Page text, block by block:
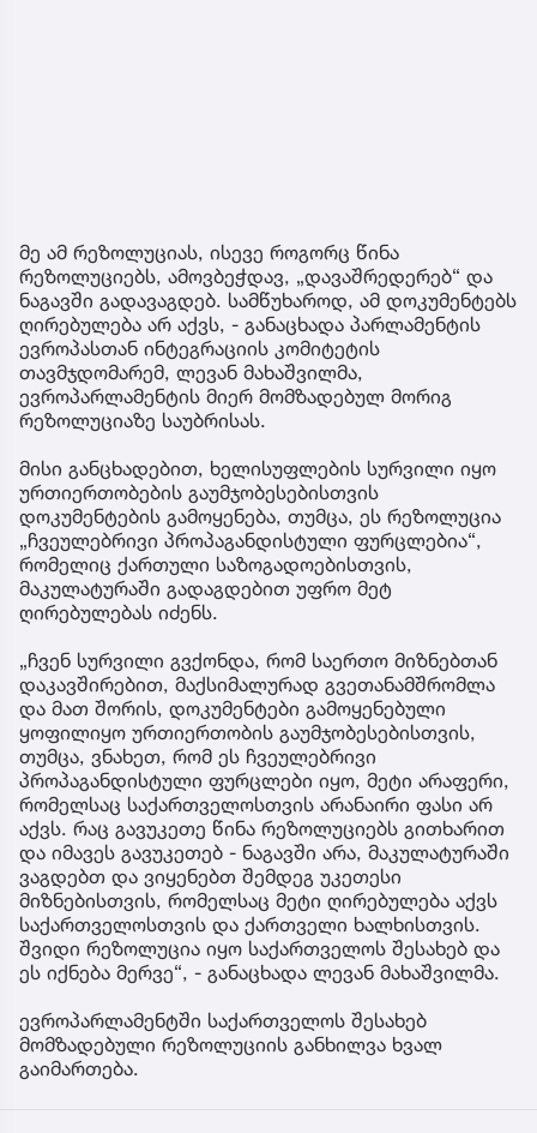
მე ამ რეზოლუციას, ისევე როგორც წინა
რეზოლუციებს, ამოვბეჭდავ, „დავაშრედერებ“ და
ნაგავში გადავაგდებ. სამწუხაროდ, ამ დოკუმენტებს
ღირებულება არ აქვს, - განაცხადა პარლამენტის
ევროპასთან ინტეგრაციის კომიტეტის
თავმჯდომარემ, ლევან მახაშვილმა,
ევროპარლამენტის მიერ მომზადებულ მორიგ
რეზოლუციაზე საუბრისას.
მისი განცხადებით, ხელისუფლების სურვილი იყო
ურთიერთობების გაუმჯობესებისთვის
დოკუმენტების გამოყენება, თუმცა, ეს რეზოლუცია
„ჩვეულებრივი პროპაგანდისტული ფურცლებია“,
რომელიც ქართული საზოგადოებისთვის,
მაკულატურაში გადაგდებით უფრო მეტ
ღირებულებას იძენს.
„ჩვენ სურვილი გვქონდა, რომ საერთო მიზნებთან
დაკავშირებით, მაქსიმალურად გვეთანამშრომლა
და მათ შორის, დოკუმენტები გამოყენებული
ყოფილიყო ურთიერთობის გაუმჯობესებისთვის,
თუმცა, ვნახეთ, რომ ეს ჩვეულებრივი
პროპაგანდისტული ფურცლები იყო, მეტი არაფერი,
რომელსაც საქართველოსთვის არანაირი ფასი არ
აქვს. რაც გავუკეთე წინა რეზოლუციებს გითხარით
და იმავეს გავუკეთებ - ნაგავში არა, მაკულატურაში
ვაგდებთ და ვიყენებთ შემდეგ უკეთესი
მიზნებისთვის, რომელსაც მეტი ღირებულება აქვს
საქართველოსთვის და ქართველი ხალხისთვის.
შვიდი რეზოლუცია იყო საქართველოს შესახებ და
ეს იქნება მერვე“, - განაცხადა ლევან მახაშვილმა.
ევროპარლამენტში საქართველოს შესახებ
მომზადებული რეზოლუციის განხილვა ხვალ
გაიმართება.